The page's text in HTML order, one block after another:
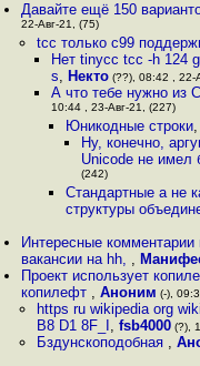
Давайте ещё 150
22-Авг-21, (75)
tcc только c99
Нет tinycc tcc -h 124
s, Некто(??), 08:42 , 22-
А что тебе нужно из
10:44 , 23-Авг-21, (227)
Юникодные строки
Ну, конечно,
Unicode не имел
(242)
Стандартные а не
структуры
Интересные комментарии
вакансии на hh, ,
Проект использует
копилефт ,Аноним (-),
https ru wikipedia org
B8 D1 8F_I , fsb4000(?),
Бздунскоподобная ,